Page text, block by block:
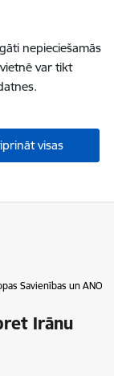
nepieciešamās
var tikt
visas
Savienības un ANO
Irānu